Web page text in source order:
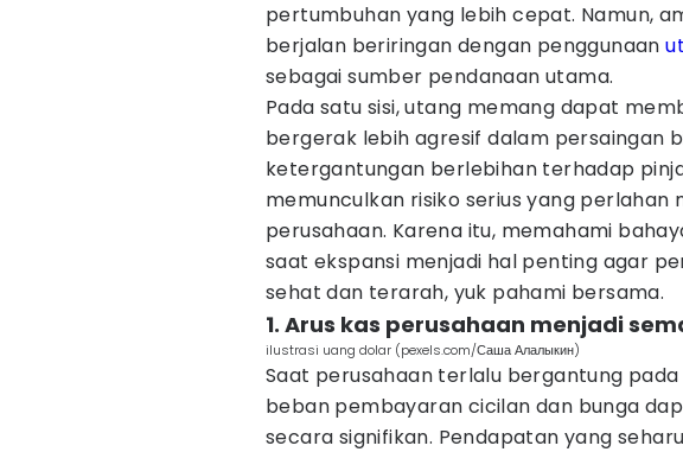
pertumbuhan yang lebih cepat. Namun,
berjalan beriringan dengan penggunaan
sebagai sumber pendanaan utama.
Pada satu sisi, utang memang dapat
bergerak lebih agresif dalam persaingan
ketergantungan berlebihan terhadap
memunculkan risiko serius yang perlahan
perusahaan. Karena itu, memahami
saat ekspansi menjadi hal penting agar
sehat dan terarah, yuk pahami bersama.
1. Arus kas perusahaan menjadi
ilustrasi uang dolar (pexels.com/Саша Алалыкин)
Saat perusahaan terlalu bergantung
beban pembayaran cicilan dan bunga
secara signifikan. Pendapatan yang